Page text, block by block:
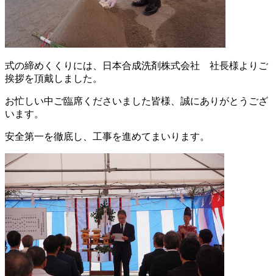
式の締めくくりには、日本合成洗剤株式会社 社長様よりご
挨拶を頂戴しました。
お忙しい中ご臨席くださいました皆様、誠にありがとうござ
います。
安全第一を徹底し、工事を進めてまいります。